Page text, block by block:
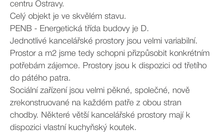
centru Ostravy.
Celý objekt je ve skvělém stavu.
PENB - Energetická třída budovy je D.
Jednotlivé kancelářské prostory jsou velmi variabilní.
Prostor a m2 jsme tedy schopni přizpůsobit konkrétním
potřebám zájemce. Prostory jsou k dispozici od třetího
do pátého patra.
Sociální zařízení jsou velmi pěkné, společné, nově
zrekonstruované na každém patře z obou stran
chodby. Některé větší kancelářské prostory mají k
dispozici vlastní kuchyňský koutek.